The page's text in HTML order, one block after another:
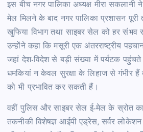
इस बीच नगर पालिका अध्यक्ष मीरा सकलानी
मेल मिलने के बाद नगर पालिका प्रशासन
खुफिया विभाग तथा साइबर सेल को हर संभव
उन्होंने कहा कि मसूरी एक अंतरराष्ट्रीय
जहां देश-विदेश से बड़ी संख्या में पर्यटक
धमकियां न केवल सुरक्षा के लिहाज से गंभीर हैं
को भी प्रभावित कर सकती हैं।
वहीं पुलिस और साइबर सेल ई-मेल के स्रोत
तकनीकी विशेषज्ञ आईपी एड्रेस, सर्वर